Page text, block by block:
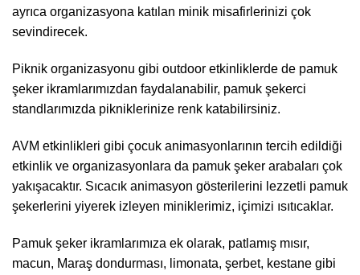
ayrıca organizasyona katılan minik misafirlerinizi çok
sevindirecek.
Piknik organizasyonu gibi outdoor etkinliklerde de pamuk
şeker ikramlarımızdan faydalanabilir, pamuk şekerci
standlarımızda pikniklerinize renk katabilirsiniz.
AVM etkinlikleri gibi çocuk animasyonlarının tercih edildiği
etkinlik ve organizasyonlara da pamuk şeker arabaları çok
yakışacaktır. Sıcacık animasyon gösterilerini lezzetli pamuk
şekerlerini yiyerek izleyen miniklerimiz, içimizi ısıtıcaklar.
Pamuk şeker ikramlarımıza ek olarak, patlamış mısır,
macun, Maraş dondurması, limonata, şerbet, kestane gibi